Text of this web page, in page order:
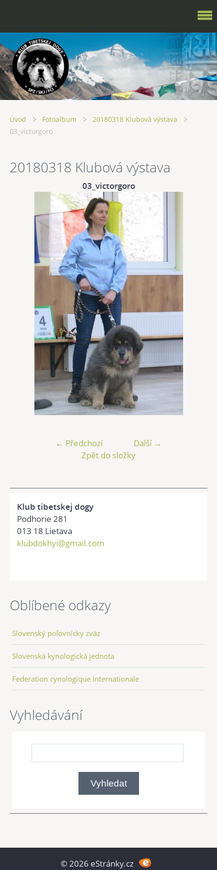
Úvod Fotoalbum
20180318 Klubová výstava
03_victorgoro
20180318 Klubová výstava
03_victorgoro
← Předchozí
Další →
Zpět do složky
Klub tibetskej dogy
Podhorie 281
013 18 Lietava
klubdokhyi@gmail.com
Oblíbené odkazy
Slovenský poľovnícky zväz
Slovenská kynologická jednota
Federation cynologique internationale
Vyhledávání
© 2026 eStránky.cz